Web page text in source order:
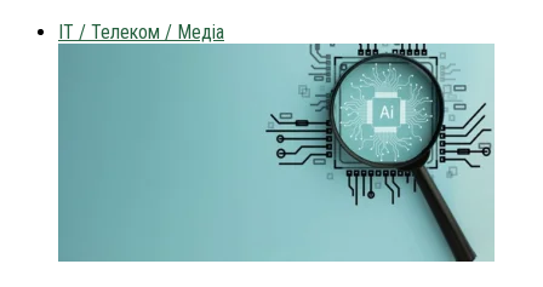
IT / Телеком / Медіа